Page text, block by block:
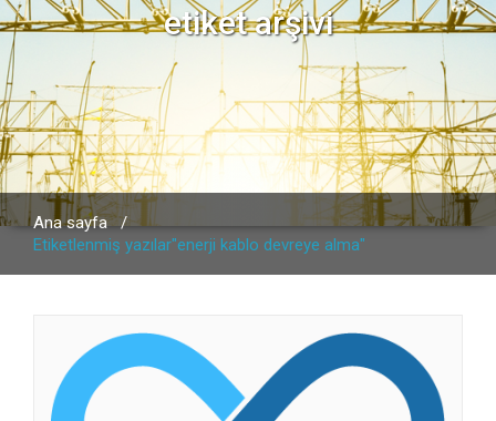
etiket arşivi
Ana sayfa/
Etiketlenmiş yazılar"enerji kablo devreye alma"